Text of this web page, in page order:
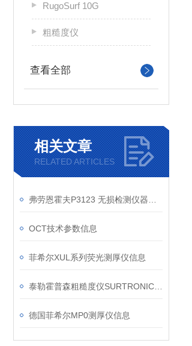
RugoSurf 10G
粗糙度仪
查看全部
相关文章
RELATED ARTICLES
OCT技术参数信息
菲希尔XUL系列荧光测厚仪信息
德国菲希尔MP0测厚仪信息